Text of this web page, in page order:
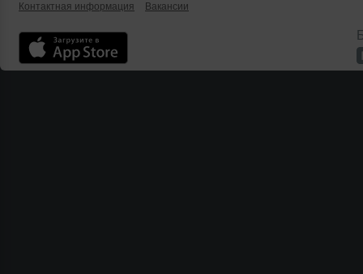
Контактная информация
Вакансии